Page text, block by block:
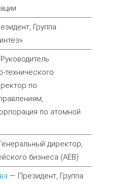
Группа
Руководитель
технического
по
по атомной
директор,
бизнеса (АЕВ)
— Президент, Группа